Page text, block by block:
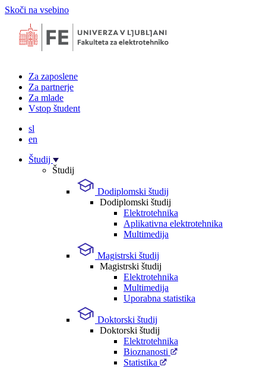
Skoči na vsebino
Za zaposlene
Za partnerje
Za mlade
Vstop študent
sl
en
Študij
Študij
Dodiplomski študij
Dodiplomski študij
Elektrotehnika
Aplikativna elektrotehnika
Multimedija
Magistrski študij
Magistrski študij
Elektrotehnika
Multimedija
Uporabna statistika
Doktorski študij
Doktorski študij
Elektrotehnika
Bioznanosti
Statistika